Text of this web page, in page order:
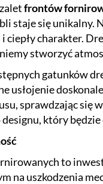
frontów
staje się unikalny.
ciepły charakter.
stworzyć
gatunków
usłojenie
sprawdzając się
który będzie
to
na uszkodzenia